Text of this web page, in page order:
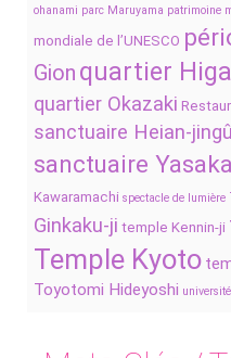
ohanami parc Maruyama patrimoine
mondiale de l’UNESCO
Gion quartier
quartier Okazaki
sanctuaire Heian-jingû
sanctuaire
Kawaramachi spectacle de lumière
Ginkaku-ji temple Kennin-ji
Temple Kyoto
Toyotomi Hideyoshi